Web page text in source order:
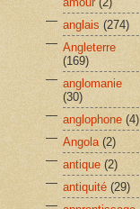
anglais (274)
Angleterre
(169)
anglomanie
(30)
anglophone (4)
Angola (2)
antique (2)
antiquité (29)